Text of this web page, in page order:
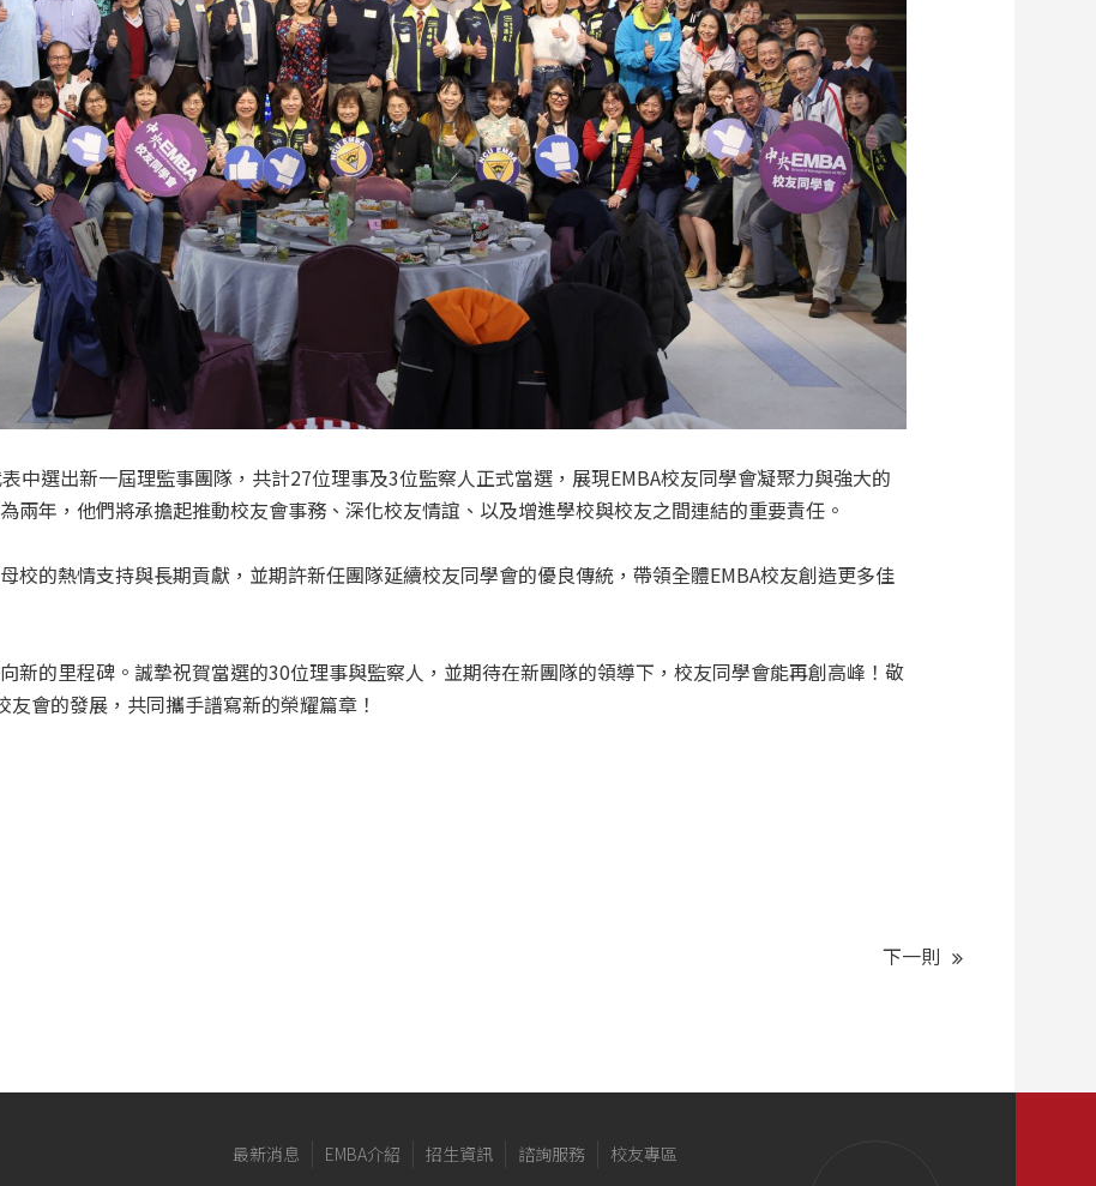
中選出新一屆理監事團隊，共計27位理事及3位監察人正式當選，展現EMBA校友同學會凝聚力與強大的
兩年，他們將承擔起推動校友會事務、深化校友情誼、以及增進學校與校友之間連結的重要責任。
校的熱情支持與長期貢獻，並期許新任團隊延續校友同學會的優良傳統，帶領全體EMBA校友創造更多佳
新的里程碑。誠摯祝賀當選的30位理事與監察人，並期待在新團隊的領導下，校友同學會能再創高峰！敬
會的發展，共同攜手譜寫新的榮耀篇章！
下一則
最新消息 EMBA介紹 招生資訊 諮詢服務 校友專區